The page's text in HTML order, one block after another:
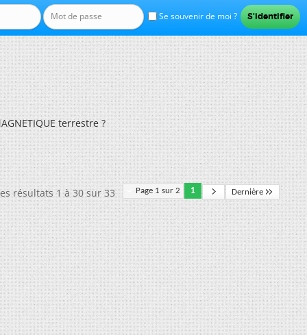
Se souvenir de moi ?
terrestre ?
Page 1 sur 2 1 Dernière
résultats 1 à 30 sur 33